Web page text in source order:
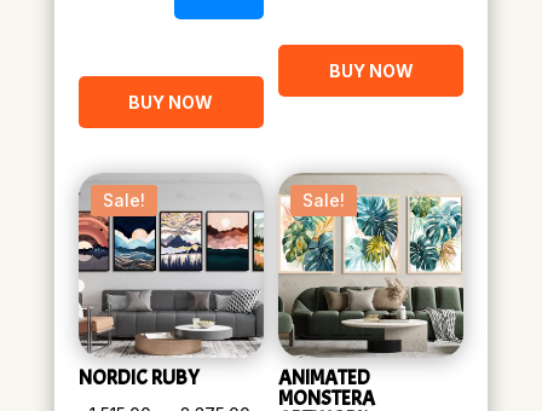
BUY NOW
BUY NOW
Sale!
NORDIC RUBY
Sale!
ANIMATED
MONSTERA